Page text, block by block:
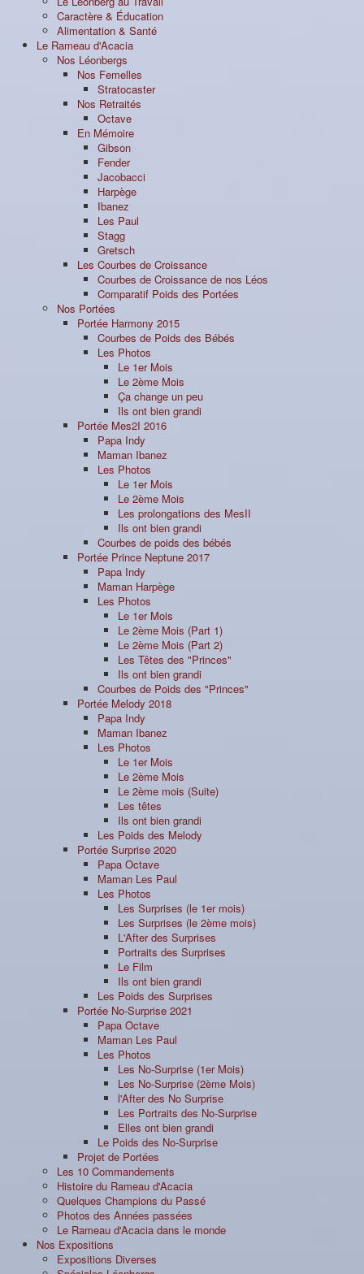
Caractère & Éducation
Alimentation & Santé
Le Rameau d'Acacia
Nos Léonbergs
Nos Femelles
Stratocaster
Nos Retraités
Octave
En Mémoire
Gibson
Fender
Jacobacci
Harpège
Ibanez
Les Paul
Stagg
Gretsch
Les Courbes de Croissance
Courbes de Croissance de nos Léos
Comparatif Poids des Portées
Nos Portées
Portée Harmony 2015
Courbes de Poids des Bébés
Les Photos
Le 1er Mois
Le 2ème Mois
Ça change un peu
Ils ont bien grandi
Portée Mes2I 2016
Papa Indy
Maman Ibanez
Les Photos
Le 1er Mois
Le 2ème Mois
Les prolongations des MesII
Ils ont bien grandi
Courbes de poids des bébés
Portée Prince Neptune 2017
Papa Indy
Maman Harpège
Les Photos
Le 1er Mois
Le 2ème Mois (Part 1)
Le 2ème Mois (Part 2)
Les Têtes des "Princes"
Ils ont bien grandi
Courbes de Poids des "Princes"
Portée Melody 2018
Papa Indy
Maman Ibanez
Les Photos
Le 1er Mois
Le 2ème Mois
Le 2ème mois (Suite)
Les têtes
Ils ont bien grandi
Les Poids des Melody
Portée Surprise 2020
Papa Octave
Maman Les Paul
Les Photos
Les Surprises (le 1er mois)
Les Surprises (le 2ème mois)
L'After des Surprises
Portraits des Surprises
Le Film
Ils ont bien grandi
Les Poids des Surprises
Portée No-Surprise 2021
Papa Octave
Maman Les Paul
Les Photos
Les No-Surprise (1er Mois)
Les No-Surprise (2ème Mois)
l'After des No Surprise
Les Portraits des No-Surprise
Elles ont bien grandi
Le Poids des No-Surprise
Projet de Portées
Les 10 Commandements
Histoire du Rameau d'Acacia
Quelques Champions du Passé
Photos des Années passées
Le Rameau d'Acacia dans le monde
Nos Expositions
Expositions Diverses